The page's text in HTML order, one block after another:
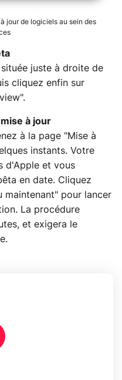
jour de logiciels au sein des
juste à droite de
cliquez enfin sur
à jour
à la page "Mise à
instants. Votre
d'Apple et vous
en date. Cliquez
maintenant" pour lancer
La procédure
et exigera le